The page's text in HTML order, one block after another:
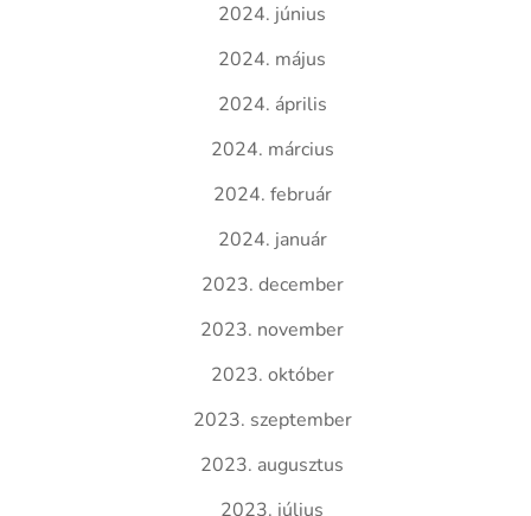
2024. június
2024. május
2024. április
2024. március
2024. február
2024. január
2023. december
2023. november
2023. október
2023. szeptember
2023. augusztus
2023. július